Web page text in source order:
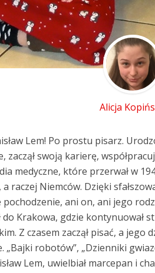
Alicja
Lem! Po prostu pisarz.
zaczął swoją karierę,
medyczne, które przerwał w
raczej Niemców. Dzięki
pochodzenie, ani on, ani jego
do Krakowa, gdzie kontynuował
Z czasem zaczął pisać, a jego
„Bajki robotów”, „Dzienniki
Lem, uwielbiał marcepan i